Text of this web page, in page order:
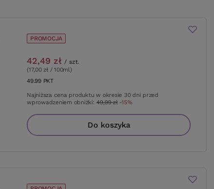
PROMOCJA
42,49 zł / szt.
(17,00 zł / 100ml)
49.99PKTpunktów
Najniższa cena produktu w okresie 30 dni przed
wprowadzeniem obniżki:49,99 zł -15%
Do koszyka